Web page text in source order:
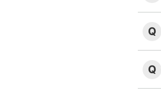
Q
Q